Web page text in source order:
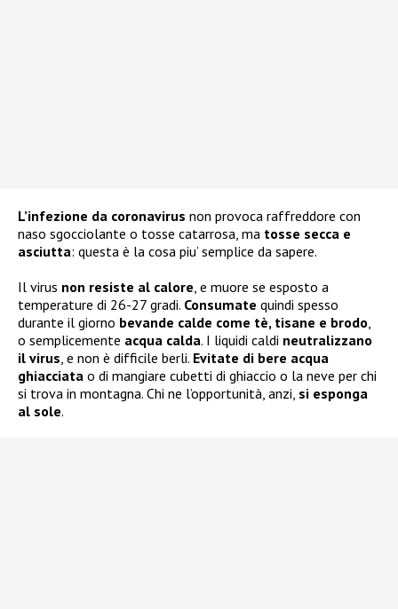
L’infezione da coronavirus non provoca raffreddore con
naso sgocciolante o tosse catarrosa, ma tosse secca e
asciutta: questa è la cosa piu’ semplice da sapere.
Il virus non resiste al calore , e muore se esposto a
temperature di 26-27 gradi. Consumate quindi spesso
durante il giorno bevande calde come tè, tisane e brodo
o semplicemente acqua calda. I liquidi caldi neutralizzano
il virus , e non è difficile berli. Evitate di bere acqua
ghiacciata o di mangiare cubetti di ghiaccio o la neve per chi
si trova in montagna. Chi ne l’opportunità, anzi, si esponga
al sole.